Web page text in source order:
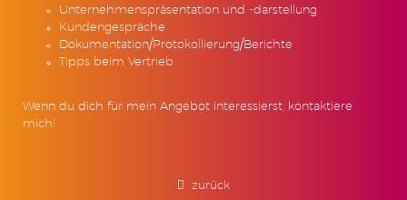
Unternehmenspräsentation und -darstellung
Kundengespräche
Dokumentation/Protokollierung/Berichte
Tipps beim Vertrieb
Wenn du dich für mein Angebot interessierst, kontaktiere
mich!
zurück